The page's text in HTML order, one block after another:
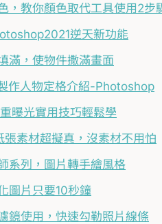
，教你顏色取代工具使用2步
逆天新功能
滿，使物件撒滿畫面
作人物定格介紹-Photoshop
曝光實用技巧輕鬆學
素材超擬真，沒素材不用怕
系列，圖片轉手繪風格
圖片只要10秒鐘
鏡使用，快速勾勒照片線條